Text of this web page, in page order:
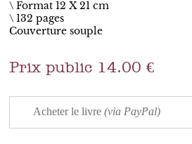
\ Format 12 X 21 cm
132 pages
Couverture souple
Prix public 14.00 €